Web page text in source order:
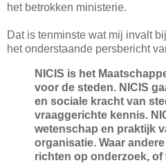
het betrokken ministerie.
Dat is tenminste wat mij invalt
het onderstaande persbericht
NICIS is het
voor de steden. NICIS
en sociale kracht van
vraaggerichte kennis.
wetenschap en praktijk
organisatie. Waar
richten op onderzoek,